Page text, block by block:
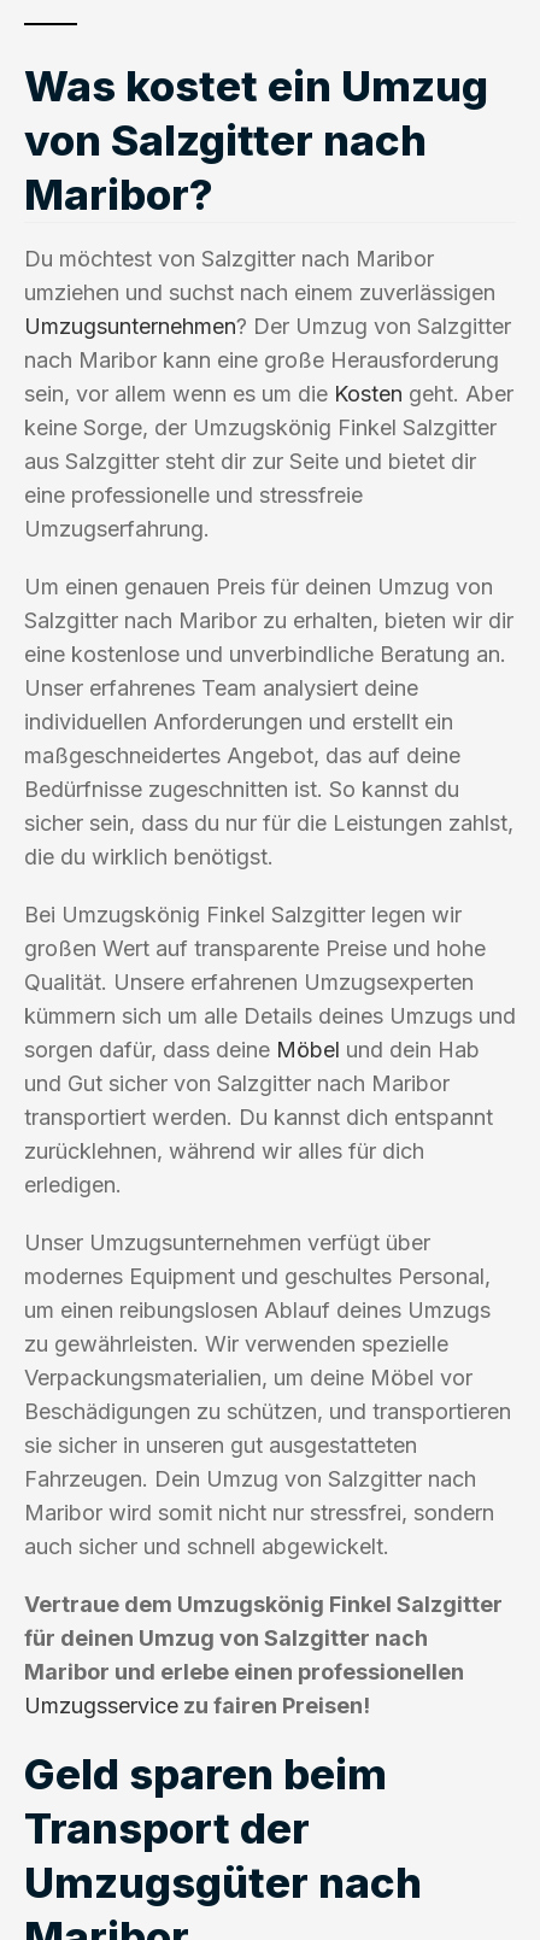
Was kostet ein Umzug
von Salzgitter nach
Maribor?
Du möchtest von Salzgitter nach Maribor
umziehen und suchst nach einem zuverlässigen
Umzugsunternehmen? Der Umzug von Salzgitter
nach Maribor kann eine große Herausforderung
sein, vor allem wenn es um die Kosten geht. Aber
keine Sorge, der Umzugskönig Finkel Salzgitter
aus Salzgitter steht dir zur Seite und bietet dir
eine professionelle und stressfreie
Umzugserfahrung.
Um einen genauen Preis für deinen Umzug von
Salzgitter nach Maribor zu erhalten, bieten wir dir
eine kostenlose und unverbindliche Beratung an.
Unser erfahrenes Team analysiert deine
individuellen Anforderungen und erstellt ein
maßgeschneidertes Angebot, das auf deine
Bedürfnisse zugeschnitten ist. So kannst du
sicher sein, dass du nur für die Leistungen zahlst,
die du wirklich benötigst.
Bei Umzugskönig Finkel Salzgitter legen wir
großen Wert auf transparente Preise und hohe
Qualität. Unsere erfahrenen Umzugsexperten
kümmern sich um alle Details deines Umzugs und
sorgen dafür, dass deine Möbel und dein Hab
und Gut sicher von Salzgitter nach Maribor
transportiert werden. Du kannst dich entspannt
zurücklehnen, während wir alles für dich
erledigen.
Unser Umzugsunternehmen verfügt über
modernes Equipment und geschultes Personal,
um einen reibungslosen Ablauf deines Umzugs
zu gewährleisten. Wir verwenden spezielle
Verpackungsmaterialien, um deine Möbel vor
Beschädigungen zu schützen, und transportieren
sie sicher in unseren gut ausgestatteten
Fahrzeugen. Dein Umzug von Salzgitter nach
Maribor wird somit nicht nur stressfrei, sondern
auch sicher und schnell abgewickelt.
Vertraue dem Umzugskönig Finkel Salzgitter
für deinen Umzug von Salzgitter nach
Maribor und erlebe einen professionellen
Umzugsservice zu fairen Preisen!
Geld sparen beim
Transport der
Umzugsgüter nach